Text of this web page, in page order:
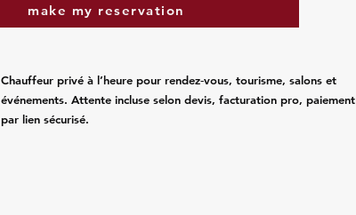
make my reservation
Chauffeur privé à l’heure pour rendez‑vous, tourisme, salons et
événements. Attente incluse selon devis, facturation pro, paiement
par lien sécurisé.